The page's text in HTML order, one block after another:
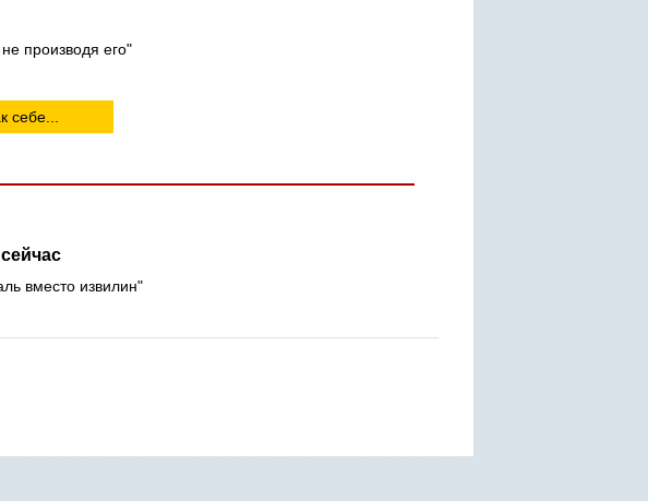
производя его"
себе...
вместо извилин"